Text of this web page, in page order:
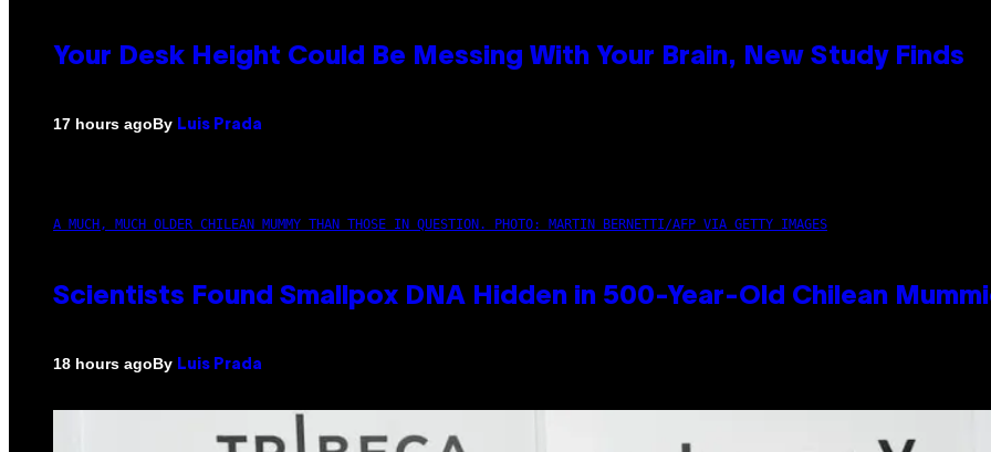
Your Desk Height Could Be Messing With Your Brain, New Study Finds
17 hours agoBy Luis Prada
A MUCH, MUCH OLDER CHILEAN MUMMY THAN THOSE IN QUESTION. PHOTO: MARTIN BERNETTI/AFP VIA GETTY IMAGES
Scientists Found Smallpox DNA Hidden in 500-Year-Old Chilean
18 hours agoBy Luis Prada